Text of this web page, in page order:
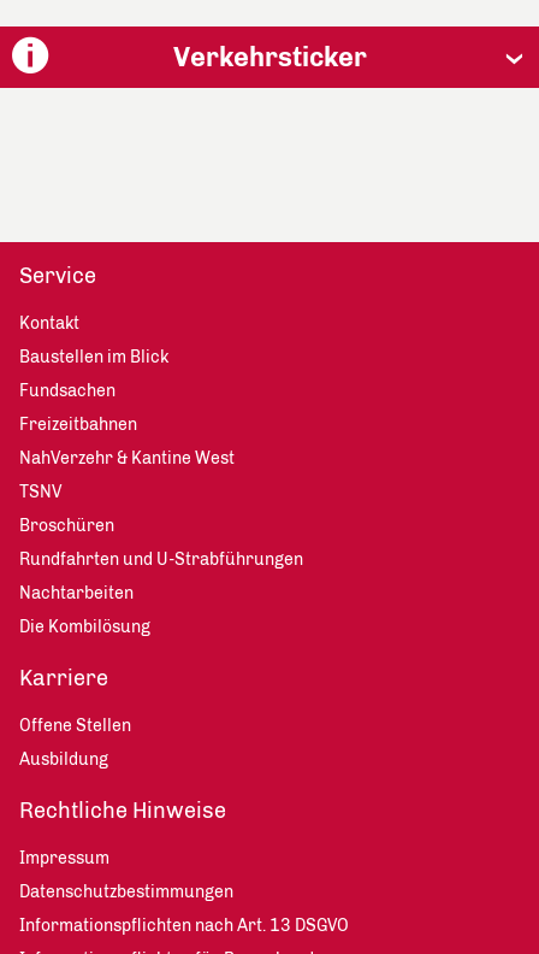
Verkehrsticker
Service
Kontakt
Baustellen im Blick
Fundsachen
Freizeitbahnen
NahVerzehr & Kantine West
TSNV
Broschüren
Rundfahrten und U-Strabführungen
Nachtarbeiten
Die Kombilösung
Karriere
Offene Stellen
Ausbildung
Rechtliche Hinweise
Impressum
Datenschutzbestimmungen
Informationspflichten nach Art. 13 DSGVO